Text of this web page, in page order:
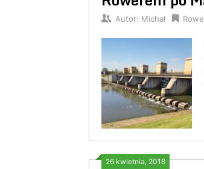
Autor: Michał
26 kwietnia, 2018